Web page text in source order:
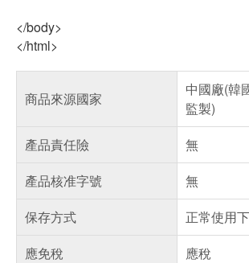
</body>
</html>
商品來源國家
中國廠(韓
監製)
產品責任險
無
產品核准字號
無
保存方式
正常使用
應免稅
應稅